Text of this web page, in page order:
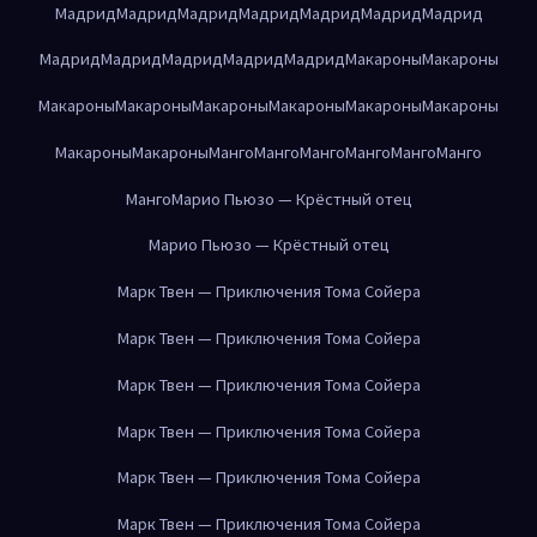
МадридМадридМадридМадридМадридМадридМадрид
МадридМадридМадридМадридМадридМакароныМакароны
МакароныМакароныМакароныМакароныМакароныМакароны
МакароныМакароныМангоМангоМангоМангоМангоМанго
МангоМарио Пьюзо — Крёстный отец
Марио Пьюзо — Крёстный отец
Марк Твен — Приключения Тома Сойера
Марк Твен — Приключения Тома Сойера
Марк Твен — Приключения Тома Сойера
Марк Твен — Приключения Тома Сойера
Марк Твен — Приключения Тома Сойера
Марк Твен — Приключения Тома Сойера